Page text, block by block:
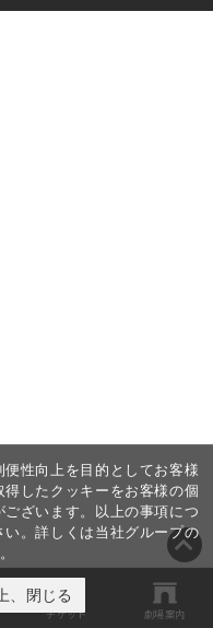
チケット 劇場案内
性向上を目的としてお客様
したクッキーをお客様の個
ざいます。以上の事項につ
。詳しくは当社グループの
、閉じる